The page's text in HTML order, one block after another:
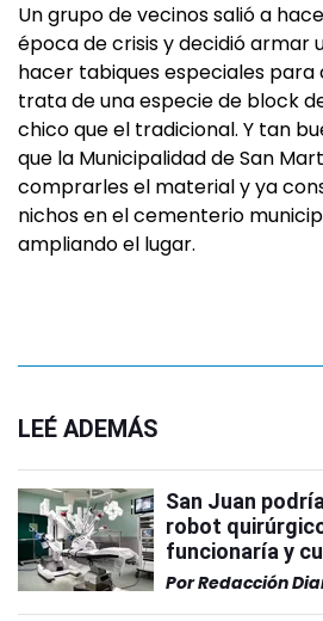
Un grupo de vecinos salió a
época de crisis y decidió armar
hacer tabiques especiales para
trata de una especie de block
chico que el tradicional. Y tan
que la Municipalidad de San
comprarles el material y ya
nichos en el cementerio
ampliando el lugar.
LEÉ ADEMÁS
San Juan
robot
funcionaría y
PorRedacción